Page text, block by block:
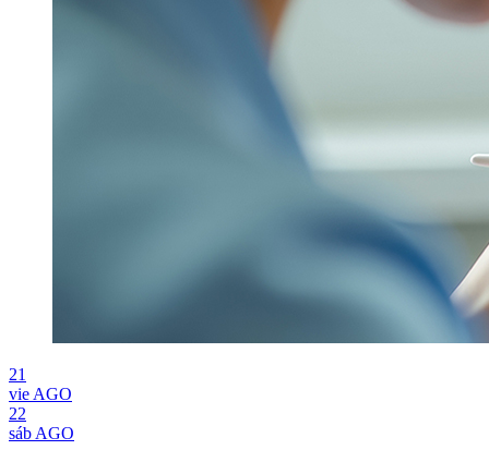
21
vie AGO
22
sáb AGO